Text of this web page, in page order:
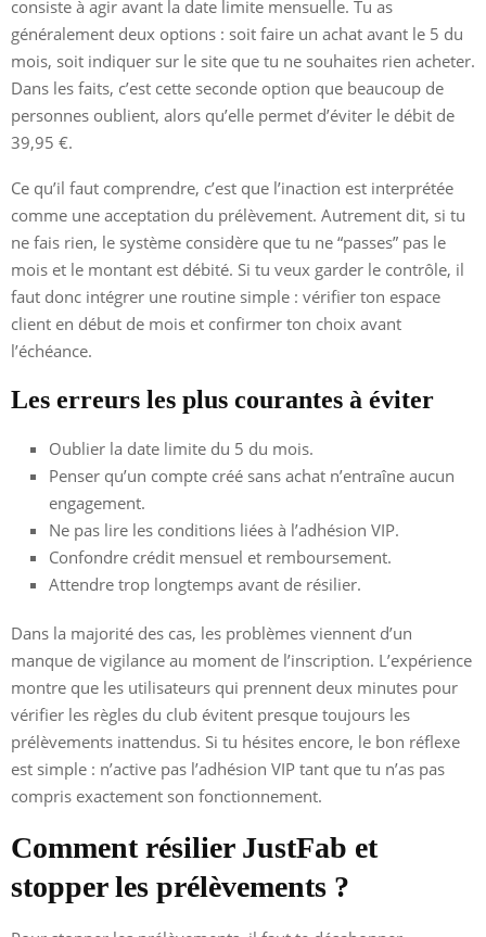
consiste à agir avant la date limite mensuelle. Tu as
généralement deux options : soit faire un achat avant le 5 du
mois, soit indiquer sur le site que tu ne souhaites rien acheter.
Dans les faits, c’est cette seconde option que beaucoup de
personnes oublient, alors qu’elle permet d’éviter le débit de
39,95 €.
Ce qu’il faut comprendre, c’est que l’inaction est interprétée
comme une acceptation du prélèvement. Autrement dit, si tu
ne fais rien, le système considère que tu ne “passes” pas le
mois et le montant est débité. Si tu veux garder le contrôle, il
faut donc intégrer une routine simple : vérifier ton espace
client en début de mois et confirmer ton choix avant
l’échéance.
Les erreurs les plus courantes à éviter
Oublier la date limite du 5 du mois.
Penser qu’un compte créé sans achat n’entraîne aucun
engagement.
Ne pas lire les conditions liées à l’adhésion VIP.
Confondre crédit mensuel et remboursement.
Attendre trop longtemps avant de résilier.
Dans la majorité des cas, les problèmes viennent d’un
manque de vigilance au moment de l’inscription. L’expérience
montre que les utilisateurs qui prennent deux minutes pour
vérifier les règles du club évitent presque toujours les
prélèvements inattendus. Si tu hésites encore, le bon réflexe
est simple : n’active pas l’adhésion VIP tant que tu n’as pas
compris exactement son fonctionnement.
Comment résilier JustFab et
stopper les prélèvements ?